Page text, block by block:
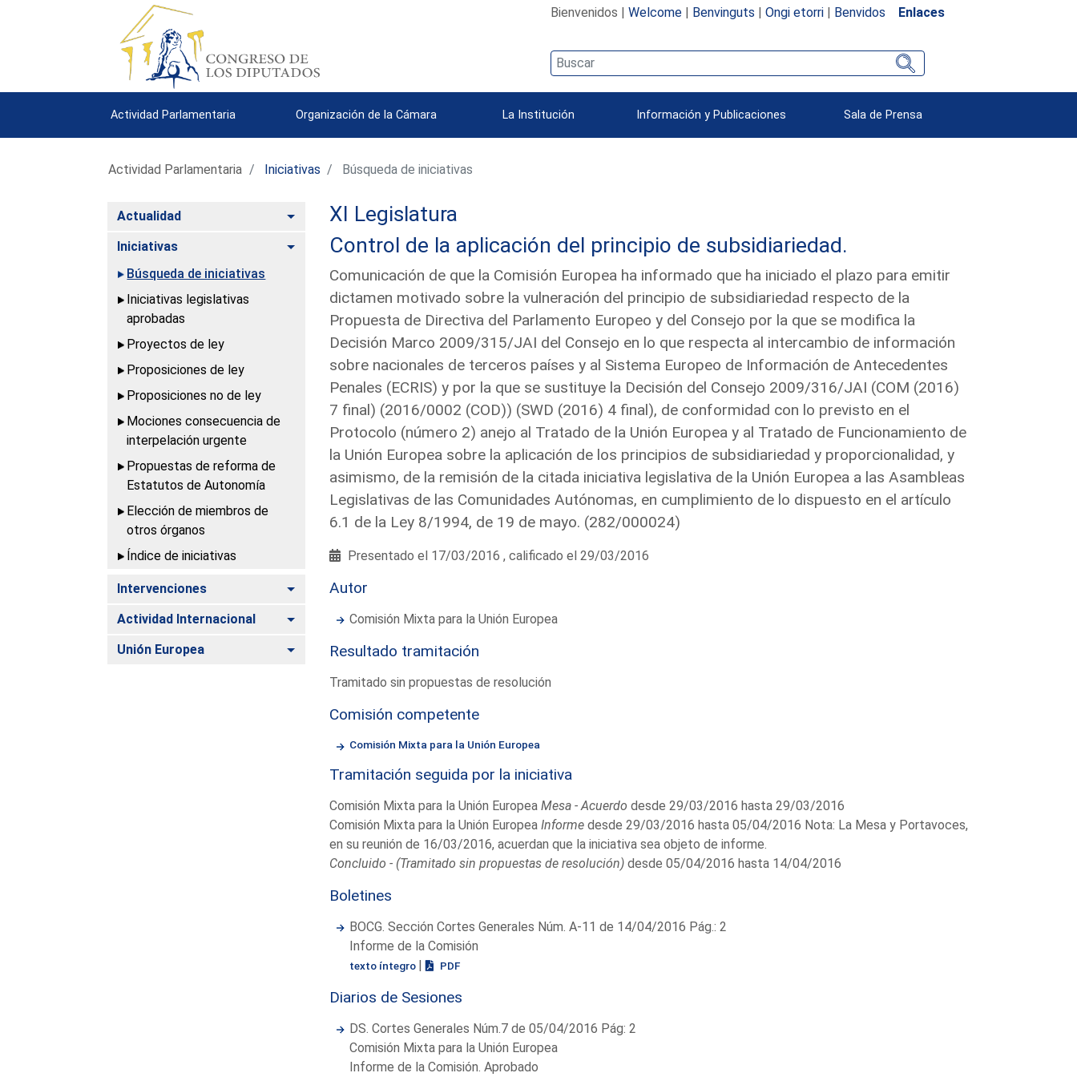
Bienvenidos | Welcome| Benvinguts | Ongi etorri| Benvidos Enlaces
Actividad Parlamentaria Organización de la Cámara La Institución Información y Publicaciones Sala de Prensa
Actividad Parlamentaria Iniciativas Búsqueda de iniciativas
Actualidad Alternar
Iniciativas
Alternar
Búsqueda de iniciativas
Iniciativas legislativas
aprobadas
Proyectos de ley
Proposiciones de ley
Proposiciones no de ley
Mociones consecuencia de
interpelación urgente
Propuestas de reforma de
Estatutos de Autonomía
Elección de miembros de
otros órganos
Índice de iniciativas
Intervenciones Alternar
Actividad Internacional Alternar
Unión Europea Alternar
XI Legislatura
Control de la aplicación del principio de subsidiariedad.
Comunicación de que la Comisión Europea ha informado que ha iniciado el plazo para emitir
dictamen motivado sobre la vulneración del principio de subsidiariedad respecto de la
Propuesta de Directiva del Parlamento Europeo y del Consejo por la que se modifica la
Decisión Marco 2009/315/JAI del Consejo en lo que respecta al intercambio de información
sobre nacionales de terceros países y al Sistema Europeo de Información de Antecedentes
Penales (ECRIS) y por la que se sustituye la Decisión del Consejo 2009/316/JAI (COM (2016)
7 final) (2016/0002 (COD)) (SWD (2016) 4 final), de conformidad con lo previsto en el
Protocolo (número 2) anejo al Tratado de la Unión Europea y al Tratado de Funcionamiento de
la Unión Europea sobre la aplicación de los principios de subsidiariedad y proporcionalidad, y
asimismo, de la remisión de la citada iniciativa legislativa de la Unión Europea a las Asambleas
Legislativas de las Comunidades Autónomas, en cumplimiento de lo dispuesto en el artículo
6.1 de la Ley 8/1994, de 19 de mayo. (282/000024)
Presentado el 17/03/2016 , calificado el 29/03/2016
Autor
Comisión Mixta para la Unión Europea
Resultado tramitación
Tramitado sin propuestas de resolución
Comisión competente
Comisión Mixta para la Unión Europea
Tramitación seguida por la iniciativa
Comisión Mixta para la Unión Europea Mesa - Acuerdo desde 29/03/2016 hasta 29/03/2016
Comisión Mixta para la Unión Europea Informedesde 29/03/2016 hasta 05/04/2016 Nota: La Mesa y Portavoces,
en su reunión de 16/03/2016, acuerdan que la iniciativa sea objeto de informe.
Concluido - (Tramitado sin propuestas de resolución)desde 05/04/2016 hasta 14/04/2016
Boletines
BOCG. Sección Cortes Generales Núm. A-11 de 14/04/2016 Pág.: 2
Informe de la Comisión
texto íntegro | PDF
Diarios de Sesiones
DS. Cortes Generales Núm.7 de 05/04/2016 Pág: 2
Comisión Mixta para la Unión Europea
Informe de la Comisión. Aprobado